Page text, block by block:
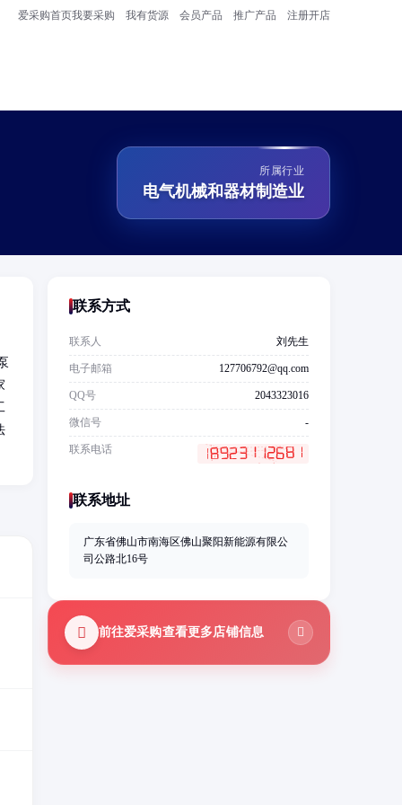
爱采购首页我要采购 我有货源 会员产品 推广产品 注册开店
所属行业
电气机械和器材制造业
联系方式
联系人 刘先生
电子邮箱 127706792@qq.com
QQ号 2043323016
微信号 -
联系电话
联系地址
广东省佛山市南海区佛山聚阳新能源有限公
司公路北16号
前往爱采购查看更多店铺信息